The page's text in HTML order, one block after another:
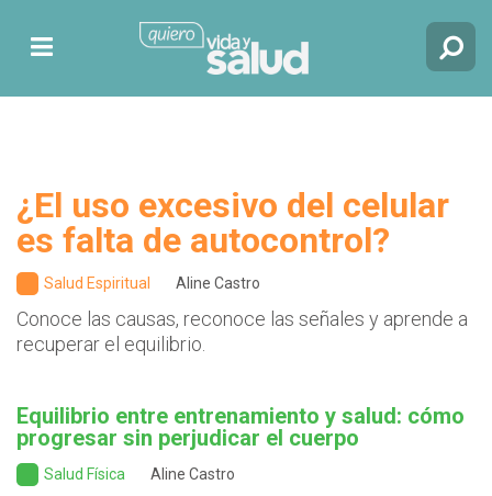
¿El uso excesivo del celular
es falta de autocontrol?
Salud Espiritual Aline Castro
Conoce las causas, reconoce las señales y aprende a
recuperar el equilibrio.
Equilibrio entre entrenamiento y salud: cómo
progresar sin perjudicar el cuerpo
Salud Física Aline Castro